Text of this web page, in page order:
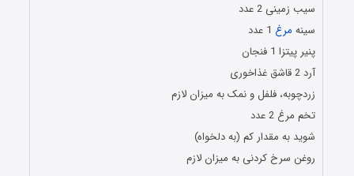
سیب زمینی 2 عدد
سینه مرغ
پنیر پیتزا 1 فنجان
آرد 2 قاشق غذاخوری
زردچوبه، فلفل و نمک به میزان لازم
تخم مرغ 2 عدد
شوید به مقدار کم (به دلخواه)
روغن سرخ کردنی به میزان لازم